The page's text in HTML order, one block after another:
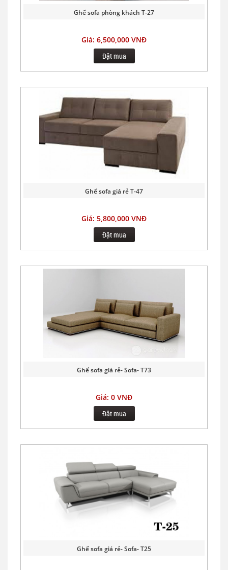
Ghế sofa phòng khách T-27
Giá: 6,500,000 VNĐ
Đặt mua
Ghế sofa giá rẻ T-47
Giá: 5,800,000 VNĐ
Đặt mua
Ghế sofa giá rẻ- Sofa- T73
Giá: 0 VNĐ
Đặt mua
Ghế sofa giá rẻ- Sofa- T25